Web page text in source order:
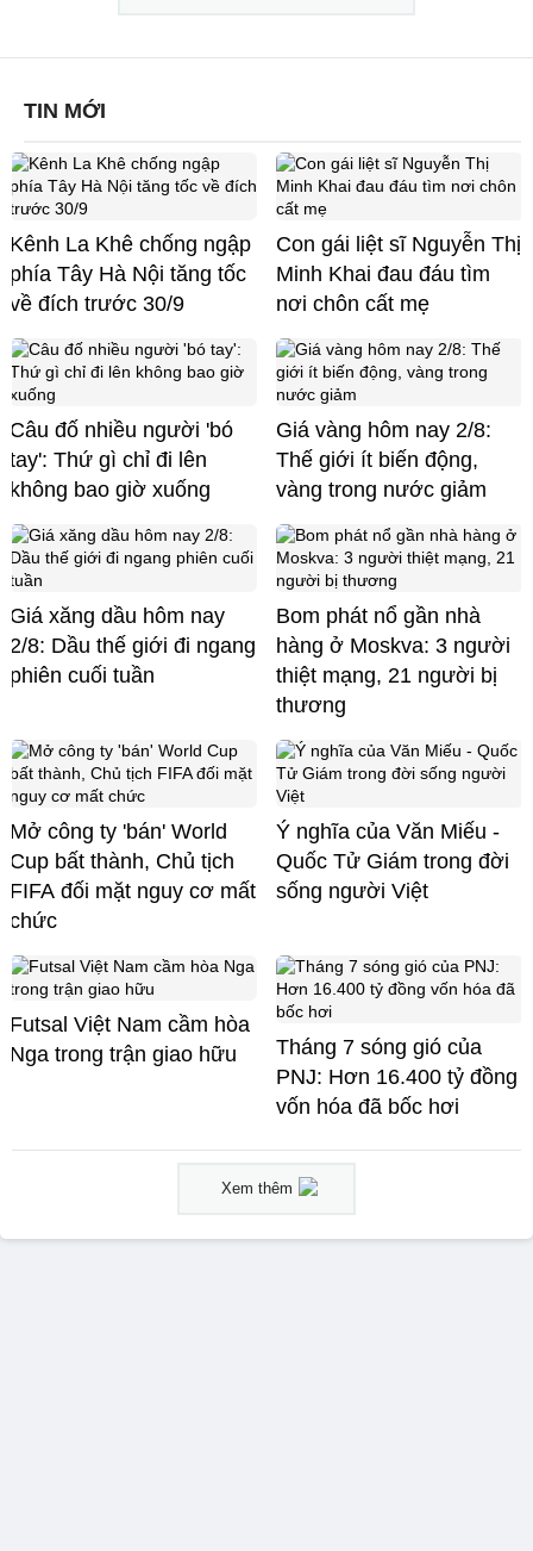
TIN MỚI
Kênh La Khê chống ngập
phía Tây Hà Nội tăng tốc
về đích trước 30/9
Con gái liệt sĩ Nguyễn Thị
Minh Khai đau đáu tìm
nơi chôn cất mẹ
Câu đố nhiều người 'bó
tay': Thứ gì chỉ đi lên
không bao giờ xuống
Giá vàng hôm nay 2/8:
Thế giới ít biến động,
vàng trong nước giảm
Giá xăng dầu hôm nay
2/8: Dầu thế giới đi ngang
phiên cuối tuần
Bom phát nổ gần nhà
hàng ở Moskva: 3 người
thiệt mạng, 21 người bị
thương
Mở công ty 'bán' World
Cup bất thành, Chủ tịch
FIFA đối mặt nguy cơ mất
chức
Ý nghĩa của Văn Miếu -
Quốc Tử Giám trong đời
sống người Việt
Futsal Việt Nam cầm hòa
Nga trong trận giao hữu
Tháng 7 sóng gió của
PNJ: Hơn 16.400 tỷ đồng
vốn hóa đã bốc hơi
Xem thêm